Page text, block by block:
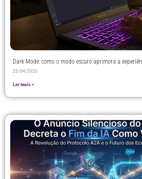
Dark Mode: como o modo escuro aprimora a
25/04/2025
Ler mais >